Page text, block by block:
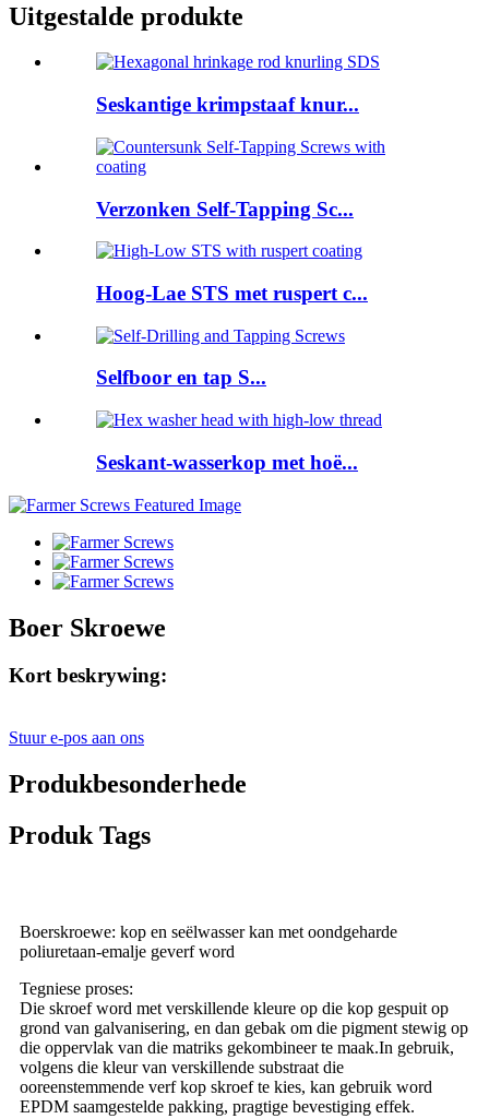
Uitgestalde produkte
Seskantige krimpstaaf knur...
Verzonken Self-Tapping Sc...
Hoog-Lae STS met ruspert c...
Selfboor en tap S...
Seskant-wasserkop met hoë...
Boer Skroewe
Kort beskrywing:
Stuur e-pos aan ons
Produkbesonderhede
Produk Tags
Boerskroewe: kop en seëlwasser kan met oondgeharde
poliuretaan-emalje geverf word
Tegniese proses:
Die skroef word met verskillende kleure op die kop gespuit op
grond van galvanisering, en dan gebak om die pigment stewig op
die oppervlak van die matriks gekombineer te maak.In gebruik,
volgens die kleur van verskillende substraat die
ooreenstemmende verf kop skroef te kies, kan gebruik word
EPDM saamgestelde pakking, pragtige bevestiging effek.